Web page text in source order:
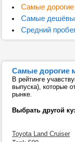
Самые
Самые
Средний
Самые дорогие
В рейтинге
выпуска), которые
рынке.
Выбрать другой
Toyota Land Cruiser